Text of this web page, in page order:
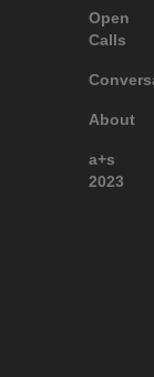
Open
Calls
About
a+s
2023